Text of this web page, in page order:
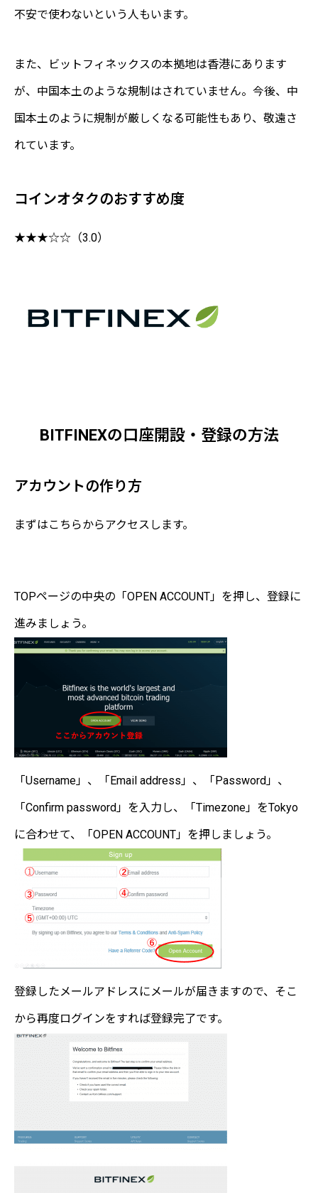
不安で使わないという人もいます。
また、ビットフィネックスの本拠地は香港にあります
が、中国本土のような規制はされていません。今後、中
国本土のように規制が厳しくなる可能性もあり、敬遠さ
れています。
コインオタクのおすすめ度
★★★☆☆（3.0）
BITFINEXの口座開設・登録の方法
アカウントの作り方
まずはこちらからアクセスします。
TOPページの中央の「OPEN ACCOUNT」を押し、登録に
進みましょう。
「Username」、「Email address」、「Password」、
「Confirm password」を入力し、「Timezone」をTokyo
に合わせて、「OPEN ACCOUNT」を押しましょう。
登録したメールアドレスにメールが届きますので、そこ
から再度ログインをすれば登録完了です。